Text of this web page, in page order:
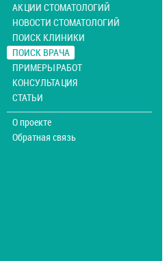
АКЦИИ СТОМАТОЛОГИЙ
НОВОСТИ СТОМАТОЛОГИЙ
ПОИСК КЛИНИКИ
ПОИСК ВРАЧА
ПРИМЕРЫ РАБОТ
КОНСУЛЬТАЦИЯ
СТАТЬИ
О проекте
Обратная связь